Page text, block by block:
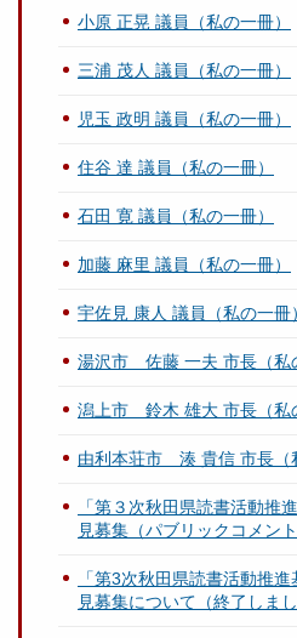
小原 正晃 議員（私の一冊）
三浦 茂人 議員（私の一冊）
児玉 政明 議員（私の一冊）
住谷 達 議員（私の一冊）
石田 寛 議員（私の一冊）
加藤 麻里 議員（私の一冊）
宇佐見 康人 議員（私の一冊）
湯沢市 佐藤 一夫 市長（私
潟上市 鈴木 雄大 市長（私
由利本荘市 湊 貴信 市長（
「第３次秋田県読書活動推
見募集（パブリックコメン
「第3次秋田県読書活動推
見募集について（終了しまし